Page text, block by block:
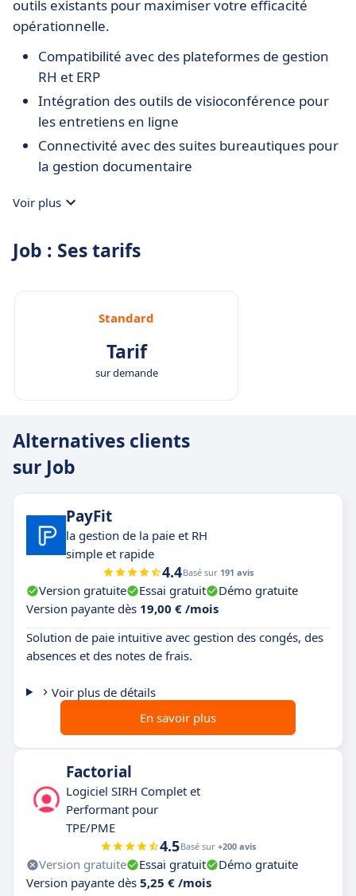
outils existants pour maximiser votre efficacité
opérationnelle.
Compatibilité avec des plateformes de gestion
RH et ERP
Intégration des outils de visioconférence pour
les entretiens en ligne
Connectivité avec des suites bureautiques pour
la gestion documentaire
Voir plus
Job : Ses tarifs
Standard
Tarif
sur demande
Alternatives clients
sur Job
PayFit
la gestion de la paie et RH
simple et rapide
4.4Basé sur 191 avis
Version gratuite Essai gratuit
Démo gratuite
Version payante dès 19,00 € /mois
Solution de paie intuitive avec gestion des congés, des
absences et des notes de frais.
Voir plus de détails
En savoir plus
Factorial
Logiciel SIRH Complet et
Performant pour
TPE/PME
4.5Basé sur +200 avis
Version gratuite Essai gratuit
Démo gratuite
Version payante dès 5,25 € /mois